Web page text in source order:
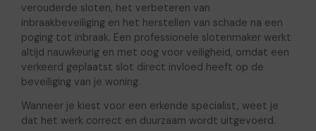
verouderde sloten, het verbeteren van
inbraakbeveiliging en het herstellen van schade na een
poging tot inbraak. Een professionele slotenmaker werkt
altijd nauwkeurig en met oog voor veiligheid, omdat een
verkeerd geplaatst slot direct invloed heeft op de
beveiliging van je woning.
Wanneer je kiest voor een erkende specialist, weet je
dat het werk correct en duurzaam wordt uitgevoerd.